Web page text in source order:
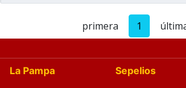
primera 1
La Pampa Sepelios